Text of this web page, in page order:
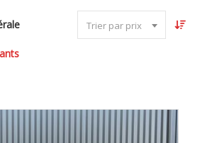
Trier par prix